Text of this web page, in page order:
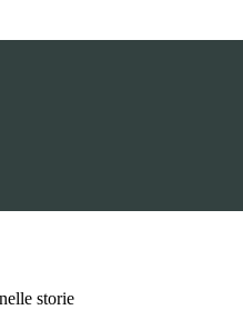
storie